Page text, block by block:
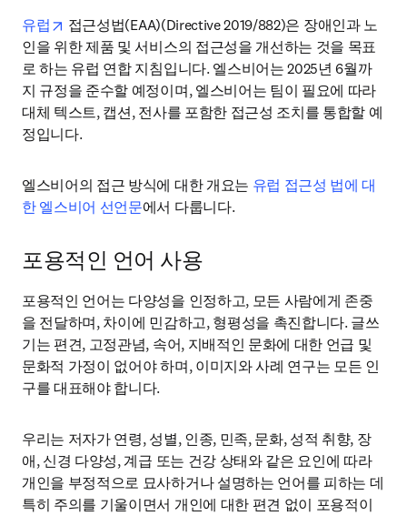
유럽 opens in new tab/window
접근성법(EAA)(Directive 2019/882)은 장애인과 노
인을 위한 제품 및 서비스의 접근성을 개선하는 것을 목표
로 하는 유럽 연합 지침입니다. 엘스비어는 2025년 6월까
지 규정을 준수할 예정이며, 엘스비어는 팀이 필요에 따라
대체 텍스트, 캡션, 전사를 포함한 접근성 조치를 통합할 예
정입니다.
엘스비어의 접근 방식에 대한 개요는 유럽 접근성 법에 대
한 엘스비어 선언문에서 다룹니다.
포용적인 언어 사용
포용적인 언어는 다양성을 인정하고, 모든 사람에게 존중
을 전달하며, 차이에 민감하고, 형평성을 촉진합니다. 글쓰
기는 편견, 고정관념, 속어, 지배적인 문화에 대한 언급 및
문화적 가정이 없어야 하며, 이미지와 사례 연구는 모든 인
구를 대표해야 합니다.
우리는 저자가 연령, 성별, 인종, 민족, 문화, 성적 취향, 장
애, 신경 다양성, 계급 또는 건강 상태와 같은 요인에 따라
개인을 부정적으로 묘사하거나 설명하는 언어를 피하는 데
특히 주의를 기울이면서 개인에 대한 편견 없이 포용적이